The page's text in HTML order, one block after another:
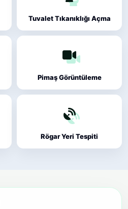
Tuvalet Tıkanıklığı Açma
Pimaş Görüntüleme
Rögar Yeri Tespiti